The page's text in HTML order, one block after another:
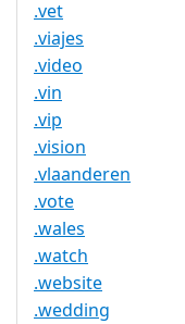
.vet
.viajes
.video
.vin
.vip
.vision
.vlaanderen
.vote
.wales
.watch
.website
.wedding